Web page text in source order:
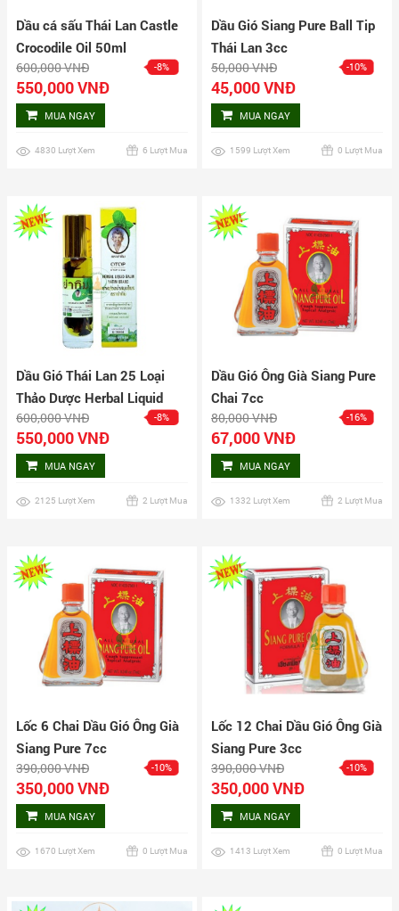
Dầu cá sấu Thái Lan Castle
Crocodile Oil 50ml
600,000 VNĐ -8%
550,000 VNĐ
MUA NGAY
4830 Lượt Xem 6 Lượt Mua
Dầu Gió Siang Pure Ball Tip
Thái Lan 3cc
50,000 VNĐ -10%
45,000 VNĐ
MUA NGAY
1599 Lượt Xem 0 Lượt Mua
Dầu Gió Thái Lan 25 Loại
Thảo Dược Herbal Liquid
Yatim Brand Lốc 12 Chai
600,000 VNĐ -8%
550,000 VNĐ
MUA NGAY
2125 Lượt Xem 2 Lượt Mua
Dầu Gió Ông Già Siang Pure
Chai 7cc
80,000 VNĐ -16%
67,000 VNĐ
MUA NGAY
1332 Lượt Xem 2 Lượt Mua
Lốc 6 Chai Dầu Gió Ông Già
Siang Pure 7cc
390,000 VNĐ -10%
350,000 VNĐ
MUA NGAY
1670 Lượt Xem 0 Lượt Mua
Lốc 12 Chai Dầu Gió Ông Già
Siang Pure 3cc
390,000 VNĐ -10%
350,000 VNĐ
MUA NGAY
1413 Lượt Xem 0 Lượt Mua